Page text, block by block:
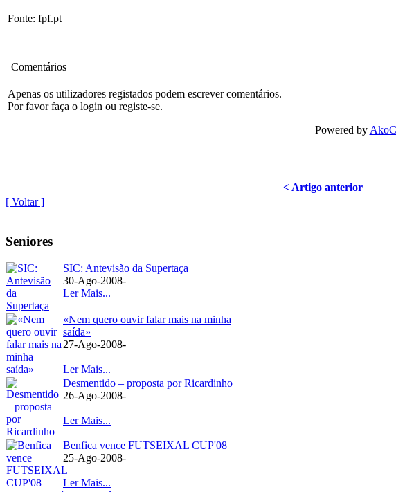
Fonte: fpf.pt
Comentários
Apenas os utilizadores registados podem escrever comentários.
Por favor faça o login ou registe-se.
Powered by
< Artigo anterior
[ Voltar ]
Seniores
SIC: Antevisão da Supertaça
30-Ago-2008-
Ler Mais...
«Nem quero ouvir falar mais na minha
saída»
27-Ago-2008-
Ler Mais...
Desmentido – proposta por Ricardinho
26-Ago-2008-
Ler Mais...
Benfica vence FUTSEIXAL CUP'08
25-Ago-2008-
Ler Mais...